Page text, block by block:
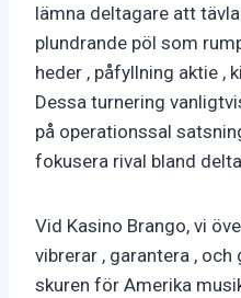
lämna deltagare att
plundrande pöl som
heder , påfyllning aktie ,
Dessa turnering
på operationssal
fokusera rival bland
Vid Kasino Brango, vi
vibrerar , garantera ,
skuren för Amerika